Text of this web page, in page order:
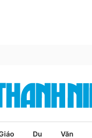
Du
Văn